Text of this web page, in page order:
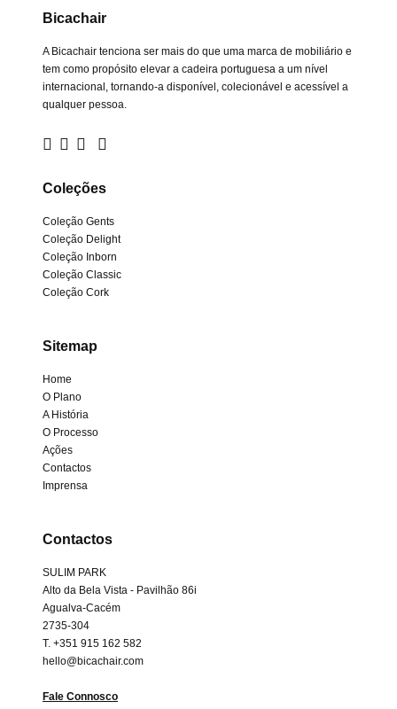
Bicachair
A Bicachair tenciona ser mais do que uma marca de mobiliário e
tem como propósito elevar a cadeira portuguesa a um nível
internacional, tornando-a disponível, colecionável e acessível a
qualquer pessoa.
Coleções
Coleção Gents
Coleção Delight
Coleção Inborn
Coleção Classic
Coleção Cork
Sitemap
Home
O Plano
A História
O Processo
Ações
Contactos
Imprensa
Contactos
SULIM PARK
Alto da Bela Vista - Pavilhão 86i
Agualva-Cacém
2735-304
T. +351 915 162 582
hello@bicachair.com
Fale Connosco